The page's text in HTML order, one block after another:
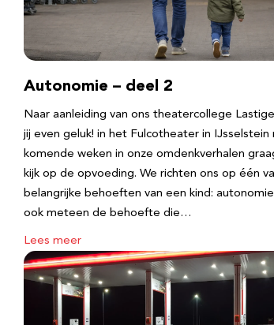
Autonomie – deel 2
Naar aanleiding van ons theatercollege
jij even geluk! in het Fulcotheater in IJsselstein
komende weken in onze omdenkverhalen
kijk op de opvoeding. We richten ons op één
belangrijke behoeften van een kind:
ook meteen de behoefte die…
Lees meer